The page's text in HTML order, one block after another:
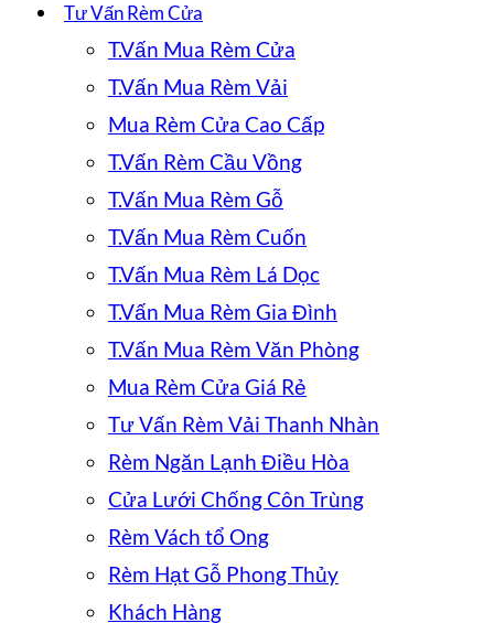
Tư Vấn Rèm Cửa
T.Vấn Mua Rèm Cửa
T.Vấn Mua Rèm Vải
Mua Rèm Cửa Cao Cấp
T.Vấn Rèm Cầu Vồng
T.Vấn Mua Rèm Gỗ
T.Vấn Mua Rèm Cuốn
T.Vấn Mua Rèm Lá Dọc
T.Vấn Mua Rèm Gia Đình
T.Vấn Mua Rèm Văn Phòng
Mua Rèm Cửa Giá Rẻ
Tư Vấn Rèm Vải Thanh Nhàn
Rèm Ngăn Lạnh Điều Hòa
Cửa Lưới Chống Côn Trùng
Rèm Vách tổ Ong
Rèm Hạt Gỗ Phong Thủy
Khách Hàng